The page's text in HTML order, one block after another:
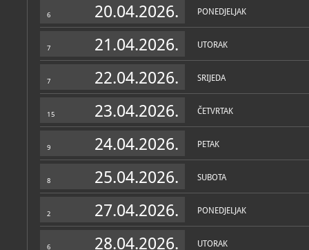
6 20.04.2026. PONEDJELJAK
7 21.04.2026. UTORAK
7 22.04.2026. SRIJEDA
15 23.04.2026. ČETVRTAK
9 24.04.2026. PETAK
8 25.04.2026. SUBOTA
2 27.04.2026. PONEDJELJAK
6 28.04.2026. UTORAK